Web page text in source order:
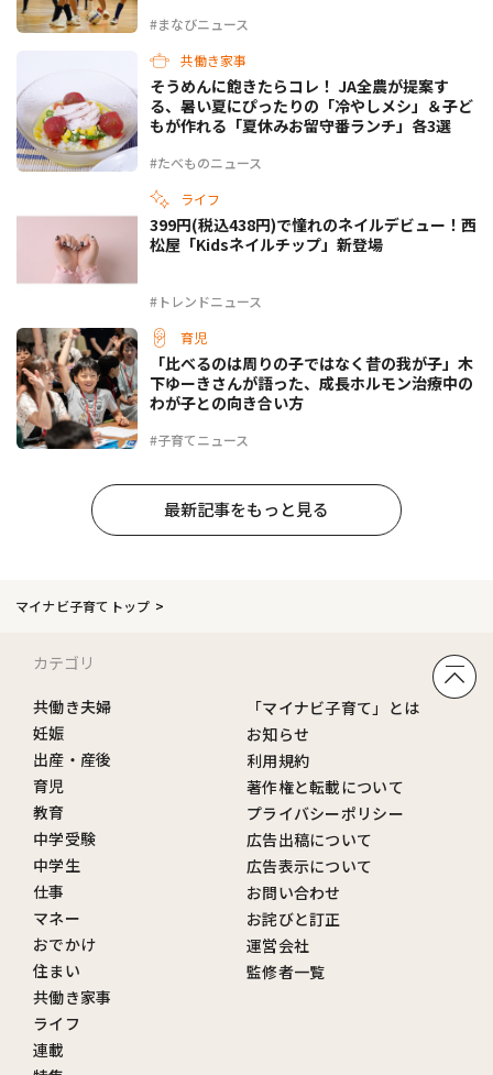
#まなびニュース
共働き家事
#たべものニュース
そうめんに飽きたらコレ！ JA全農が提案す
る、暑い夏にぴったりの「冷やしメシ」＆子ど
もが作れる「夏休みお留守番ランチ」各3選
ライフ
#トレンドニュース
399円(税込438円)で憧れのネイルデビュー！西
松屋「Kidsネイルチップ」新登場
育児
#子育てニュース
「比べるのは周りの子ではなく昔の我が子」木
下ゆーきさんが語った、成長ホルモン治療中の
わが子との向き合い方
最新記事をもっと見る
マイナビ子育てトップ
カテゴリ
共働き夫婦
妊娠
出産・産後
育児
教育
中学受験
中学生
仕事
マネー
おでかけ
住まい
共働き家事
ライフ
連載
「マイナビ子育て」とは
お知らせ
利用規約
著作権と転載について
プライバシーポリシー
広告出稿について
広告表示について
お問い合わせ
お詫びと訂正
運営会社
監修者一覧